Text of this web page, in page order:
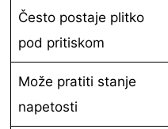
Često postaje plitko
pod pritiskom
Može pratiti stanje
napetosti